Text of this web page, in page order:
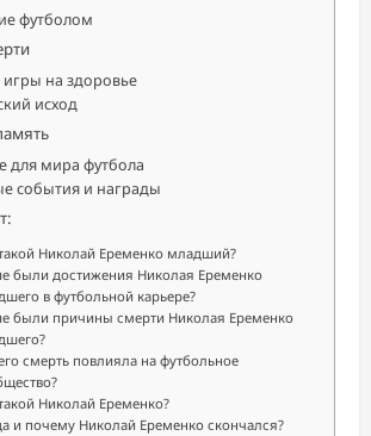
футболом
на здоровье
исход
для мира футбола
события и награды
Николай Еременко младший?
были достижения Николая Еременко
в футбольной карьере?
были причины смерти Николая Еременко
смерть повлияла на футбольное
Николай Еременко?
и почему Николай Еременко скончался?